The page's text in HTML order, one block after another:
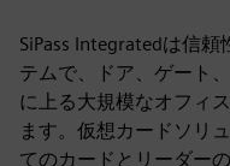
SiPass Integratedは信
テムで、ドア、ゲート
に上る大規模なオフィ
ます。仮想カードソリ
てのカードとリーダー